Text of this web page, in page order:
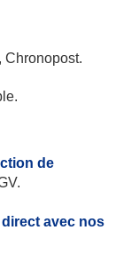
Chronopost.
de
direct avec nos